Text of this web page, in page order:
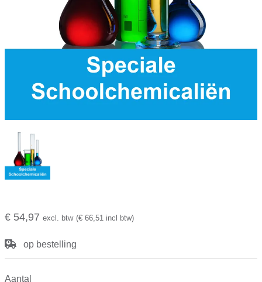
€ 54,97 excl. btw (€ 66,51 incl btw)
op bestelling
Aantal